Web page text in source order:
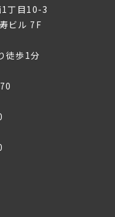
1丁目10-3
ビル 7F
徒歩1分